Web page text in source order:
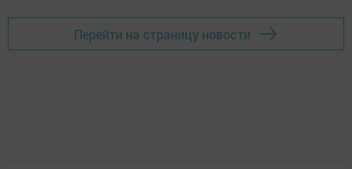
Перейти на страницу новости